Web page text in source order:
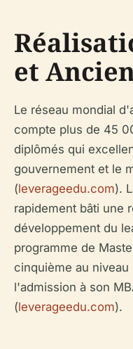
et
Le réseau mondial
compte plus de 45
diplômés qui
gouvernement et le
(leverageedu.com).
rapidement bâti une
développement du
programme de
cinquième au
l'admission à son
(leverageedu.com).